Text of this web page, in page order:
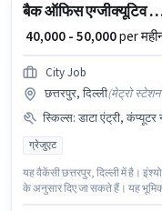
बैक ऑफिस
₹ 40,000 - 50,000per
City Job
छत्तरपुर, दिल्ली(मेट्रो
स्किल्स: डाटा एंट्री, कंप्यूटर नॉलेज, 30 WPM
ग्रेजुएट
यह वैकेंसी छत्तरपुर, दिल्ली में है।
के अनुसार दिए जा सकते हैं। यह